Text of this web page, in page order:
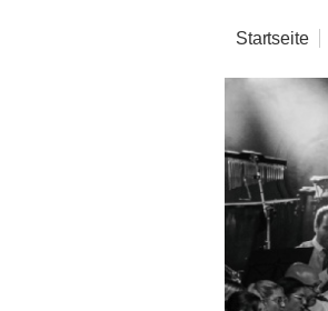
Startseite